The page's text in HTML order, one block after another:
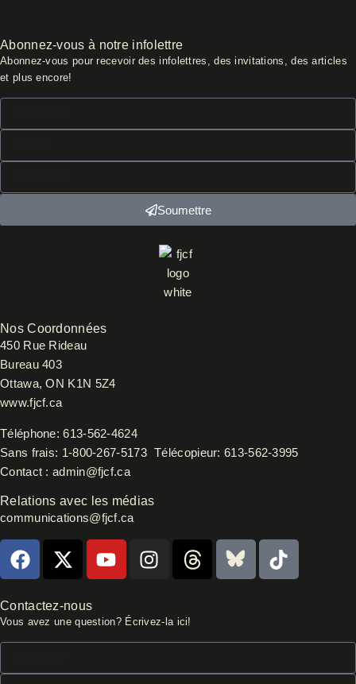
Abonnez-vous à notre infolettre
Abonnez-vous pour recevoir des infolettres, des invitations, des articles
et plus encore!
Soumettre
Nos Coordonnées
450 Rue Rideau
Bureau 403
Ottawa, ON K1N 5Z4
www.fjcf.ca
Téléphone:613-562-4624
Sans frais: 1-800-267-5173Télécopieur:613-562-3995
Contact : admin@fjcf.ca
Relations avec les médias
communications@fjcf.ca
F
a
e
b
o
o
X
-
w
i
t
t
Y
o
u
b
e
I
n
a
g
r
T
h
d
s
B
l
k
y
T
i
k
Contactez-nous
Vous avez une question? Écrivez-la ici!